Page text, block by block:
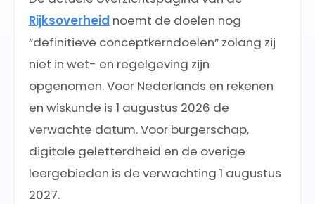
Rijksoverheid noemt de doelen nog
“definitieve conceptkerndoelen” zolang zij
niet in wet- en regelgeving zijn
opgenomen. Voor Nederlands en rekenen
en wiskunde is 1 augustus 2026 de
verwachte datum. Voor burgerschap,
digitale geletterdheid en de overige
leergebieden is de verwachting 1 augustus
2027.